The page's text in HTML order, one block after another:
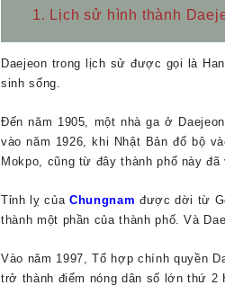
1. Lịch sử hình thành
Daejeon trong lịch sử được gọi là
sinh sống.
Đến năm 1905, một nhà ga ở
vào năm 1926, khi Nhật Bản đổ bộ
Mokpo, cũng từ đây thành phố này
Tỉnh lỵ của Chungnam được dời từ
thành một phần của thành phố. Và
Vào năm 1997, Tổ hợp chính quyền
trở thành điểm nóng dân số lớn thứ 2